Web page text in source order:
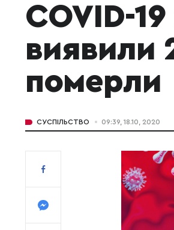
COVID-
виявили
померли
СУСПІЛЬСТВО 09:39, 18.10, 2020